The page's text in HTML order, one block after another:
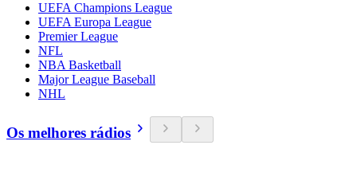
UEFA Champions League
UEFA Europa League
Premier League
NFL
NBA Basketball
Major League Baseball
NHL
Os melhores rádios